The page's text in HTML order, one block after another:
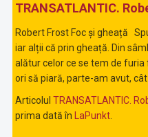
TRANSATLANTIC.
Robert Frost Foc și gheață
iar alții că prin gheață. Din
alătur celor ce se tem de
ori să piară, parte-am avut, cât
Articolul TRANSATLANTIC.
prima dată în
LaPunkt.